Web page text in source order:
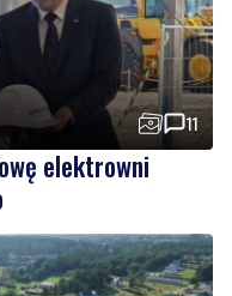
11
elektrowni